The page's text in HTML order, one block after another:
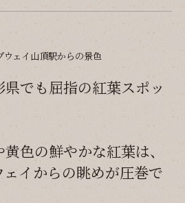
ウェイ山頂駅からの景色
でも屈指の紅葉スポッ
色の鮮やかな紅葉は、
イからの眺めが圧巻で